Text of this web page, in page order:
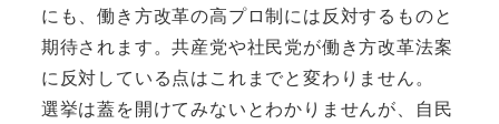
にも、働き方改革の高プロ制には反対するものと
期待されます。共産党や社民党が働き方改革法案
に反対している点はこれまでと変わりません。
選挙は蓋を開けてみないとわかりませんが、自民